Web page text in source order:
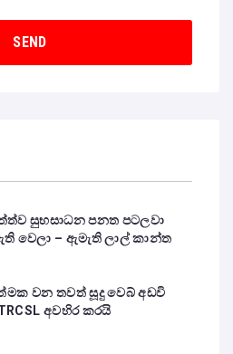
සුභසාධන පනත පටලවා
වෙලා – ඇමැති ලාල් කාන්ත
වන තවත් සූදු වෙබ් අඩවි
අවහිර කරයි